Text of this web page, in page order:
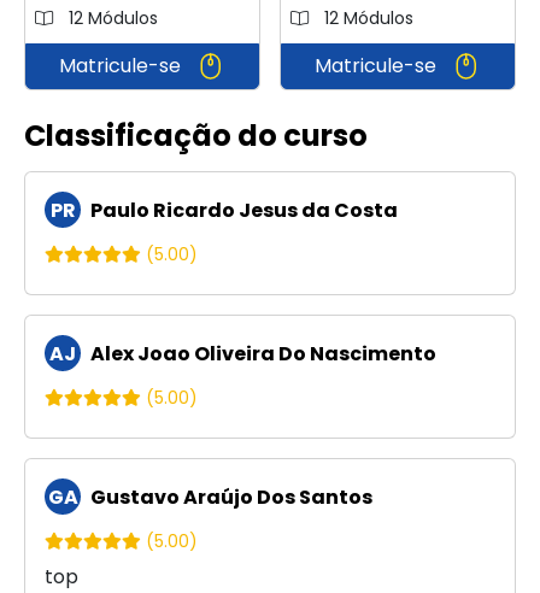
12 Módulos
Matricule-se
12 Módulos
Matricule-se
Classificação do curso
PR Paulo Ricardo Jesus da Costa
(5.00)
AJ Alex Joao Oliveira Do Nascimento
(5.00)
GA Gustavo Araújo Dos Santos
(5.00)
top